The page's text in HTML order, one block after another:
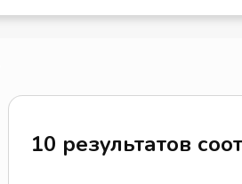
10 результатов